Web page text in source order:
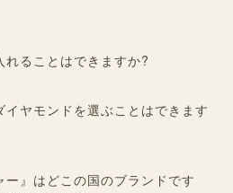
ることはできますか?
ヤモンドを選ぶことはできます
ー』はどこの国のブランドです